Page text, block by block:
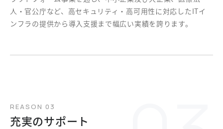
人・官公庁など、高セキュリティ・高可用性に対応したITイ
ンフラの提供から導入支援まで幅広い実績を誇ります。
REASON 03
充実のサポート